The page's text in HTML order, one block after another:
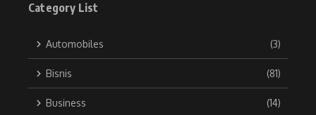
Category List
Automobiles (3)
Bisnis (81)
Business (14)